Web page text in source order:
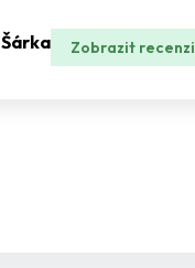
Šárka Zobrazit recenzi